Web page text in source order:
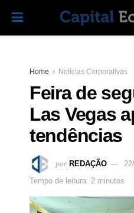
Home Notícias Corporativas
Feira de
Las Vegas
tendências
por REDAÇÃO
Tempo de leitura: 2 minutos